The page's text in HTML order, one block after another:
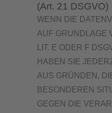
(Art. 21 DSGVO)
WENN DIE
AUF GRUNDLAGE
LIT. E ODER F
HABEN SIE
AUS GRÜNDEN,
BESONDEREN
GEGEN DIE